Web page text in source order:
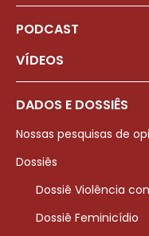
PODCAST
VÍDEOS
DADOS E DOSSIÊS
Nossas pesquisas de
Dossiês
Dossiê Violência
Dossiê Feminicídio